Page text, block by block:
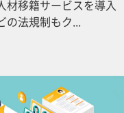
材移籍サービスを導
の法規制もク...